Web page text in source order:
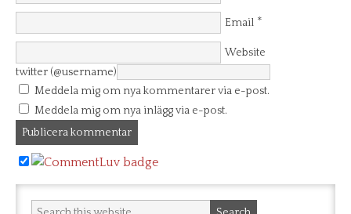
Email *
Website
twitter (@username)
Meddela mig om nya kommentarer via e-post.
Meddela mig om nya inlägg via e-post.